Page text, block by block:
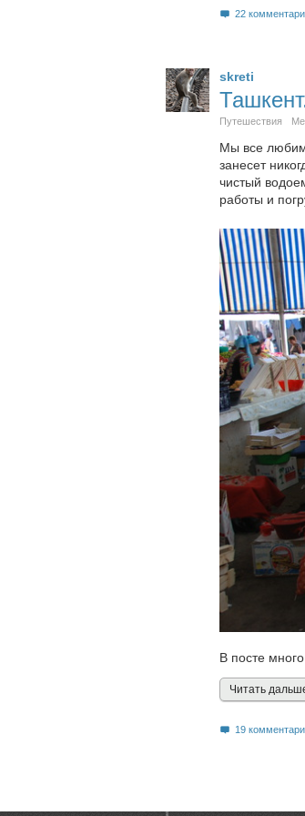
22
skreti
Путешествия
Мы все любим
занесет
чистый
работы и
В посте
Читать
19